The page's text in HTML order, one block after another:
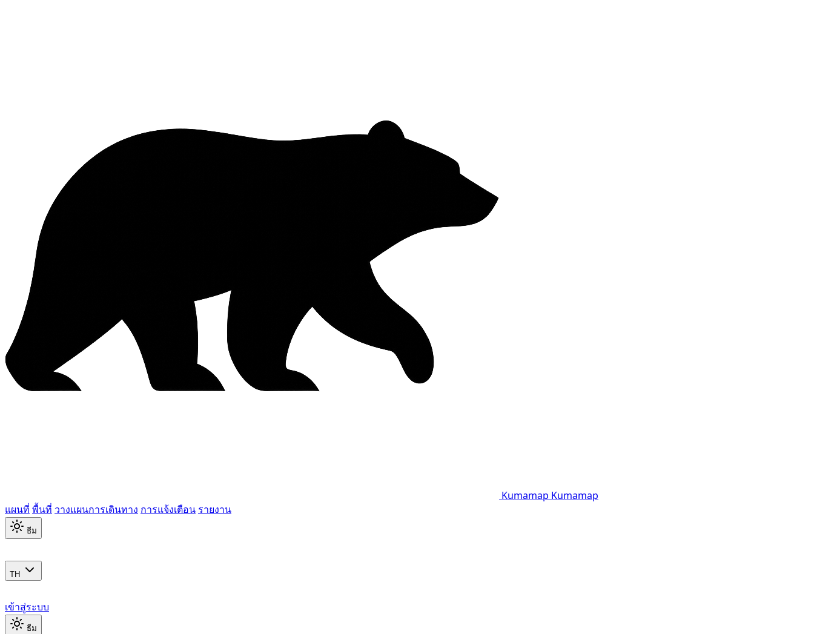
Kumamap Kumamap
แผนที่ พื้นที่ วางแผนการเดินทาง การแจ้งเตือน รายงาน
ธีม
TH
เข้าสู่ระบบ
ธีม